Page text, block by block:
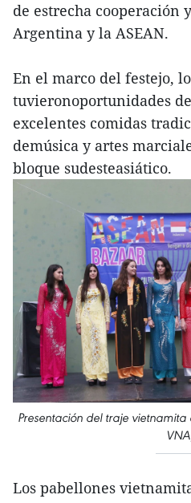
de estrecha cooperación
Argentina y la ASEAN.
En el marco del festejo,
tuvieronoportunidades
excelentes comidas
demúsica y artes
bloque sudesteasiático.
Presentación del traje
Los pabellones